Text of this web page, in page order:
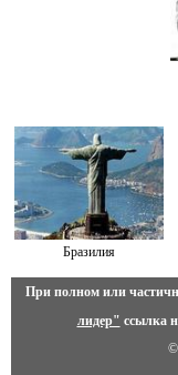
Бразилия
При полном или
лидер" ссылка
©